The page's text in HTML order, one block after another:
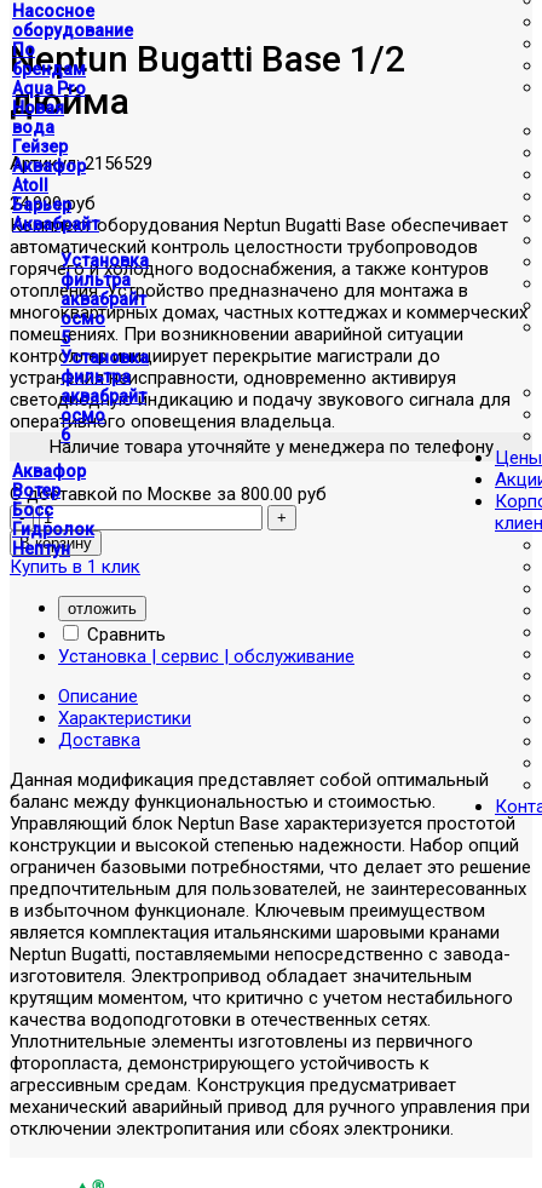
Насосное
оборудование
По
брендам
Aqua Pro
Новая
вода
Гейзер
Аквафор
Atoll
Барьер
Аквабрайт
Установка
фильтра
аквабрайт
осмо
5
Установка
фильтра
аквабрайт
осмо
6
Аквафор
Вотер
Босс
Гидролок
Нептун
Цены
Neptun Bugatti Base 1/2
дюйма
Артикул:2156529
24,990 руб
Комплект оборудования Neptun Bugatti Base обеспечивает
автоматический контроль целостности трубопроводов
горячего и холодного водоснабжения, а также контуров
отопления. Устройство предназначено для монтажа в
многоквартирных домах, частных коттеджах и коммерческих
помещениях. При возникновении аварийной ситуации
контроллер инициирует перекрытие магистрали до
устранения неисправности, одновременно активируя
светодиодную индикацию и подачу звукового сигнала для
оперативного оповещения владельца.
Наличие товара уточняйте у менеджера по телефону
С доставкой по Москве за 800.00 руб
Купить в 1 клик
отложить
Сравнить
Установка | сервис | обслуживание
Описание
Характеристики
Доставка
Данная модификация представляет собой оптимальный
баланс между функциональностью и стоимостью.
Управляющий блок Neptun Base характеризуется простотой
конструкции и высокой степенью надежности. Набор опций
ограничен базовыми потребностями, что делает это решение
предпочтительным для пользователей, не заинтересованных
в избыточном функционале. Ключевым преимуществом
является комплектация итальянскими шаровыми кранами
Neptun Bugatti, поставляемыми непосредственно с завода-
изготовителя. Электропривод обладает значительным
крутящим моментом, что критично с учетом нестабильного
качества водоподготовки в отечественных сетях.
Уплотнительные элементы изготовлены из первичного
фторопласта, демонстрирующего устойчивость к
агрессивным средам. Конструкция предусматривает
механический аварийный привод для ручного управления при
отключении электропитания или сбоях электроники.